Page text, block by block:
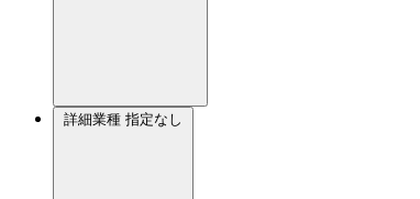
詳細業種 指定なし